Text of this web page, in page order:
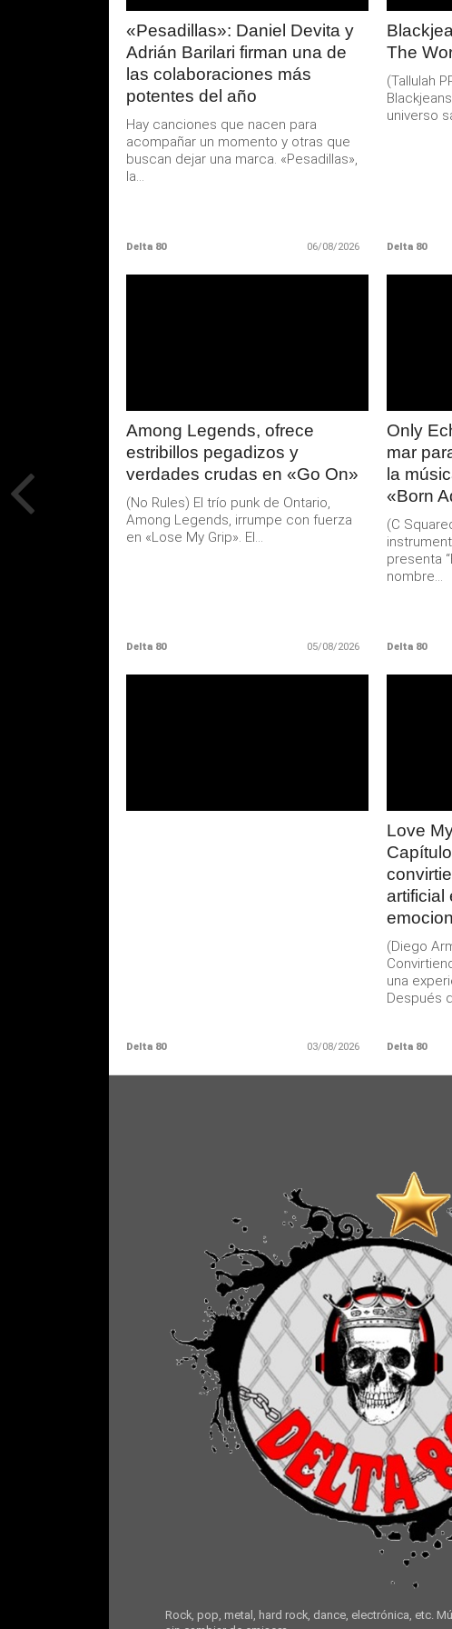
«Pesadillas»: Daniel Devita y
Adrián Barilari firman una de
las colaboraciones más
potentes del año
Hay canciones que nacen para
acompañar un momento y otras que
buscan dejar una marca. «Pesadillas»,
la...
Delta 80 06/08/2026
The
(Tallulah
universo
Delta 80
Among Legends, ofrece
estribillos pegadizos y
verdades crudas en «Go On»
(No Rules) El trío punk de Ontario,
Among Legends, irrumpe con fuerza
en «Lose My Grip». El...
Delta 80 05/08/2026
Only
mar
la
«Born
(C
presenta
nombre...
Delta 80
Delta 80 03/08/2026
Love
artificial
(Diego
una
Después
Delta 80
Rock, pop, metal, hard rock, dance, electrónica, etc.